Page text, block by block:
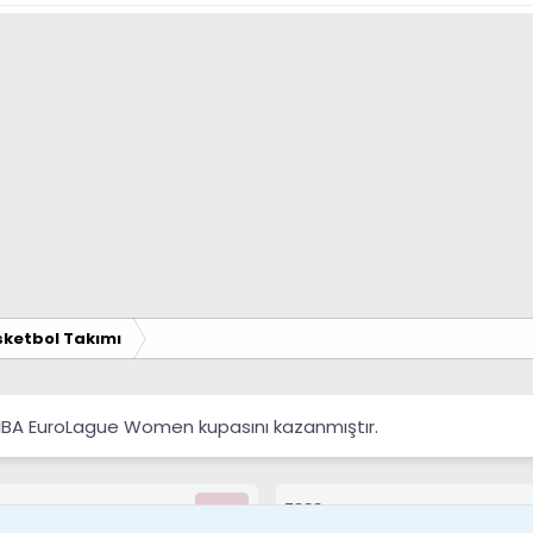
Takımı
EuroLague Women kupasını kazanmıştır.
7388